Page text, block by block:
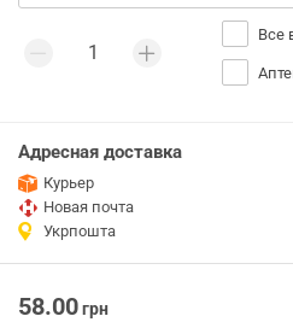
Все
Адресная доставка
Курьер
Новая почта
Укрпошта
58.00грн